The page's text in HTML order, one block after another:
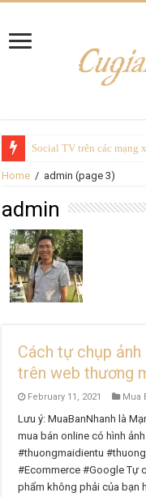
Social TV trên các mạng
Home / admin (page 3)
admin
Cách tự chụp ảnh
trên web thương
February 11, 2021 Mua
Lưu ý: MuaBanNhanh là
mua bán online có hình
#thuongmaidientu
#Ecommerce #Google Tự
phẩm không phải của bạn